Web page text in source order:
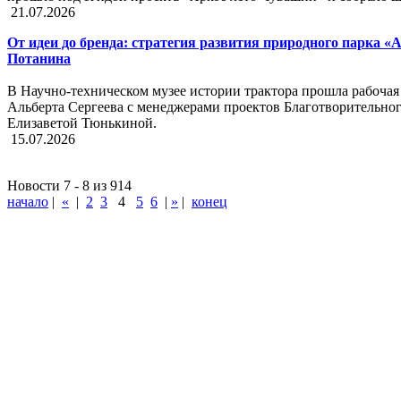
21.07.2026
От идеи до бренда: стратегия развития природного парка
Потанина
В Научно-техническом музее истории трактора прошла
Альберта Сергеева с менеджерами проектов
Елизаветой Тюнькиной.
15.07.2026
Новости 7 - 8 из 914
начало | « | 2 3 4 5 6 | » | конец